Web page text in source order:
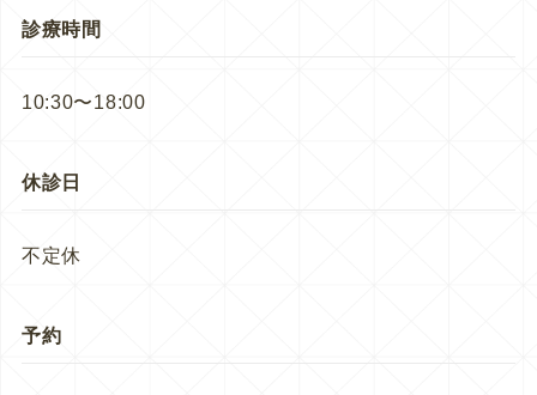
診療時間
10:30〜18:00
休診日
不定休
予約